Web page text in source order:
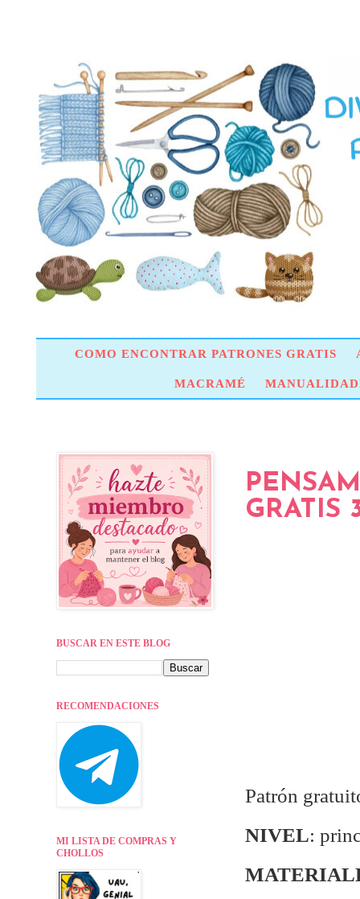
COMO ENCONTRAR PATRONES GRATIS
MACRAMÉ
GRATIS
Patrón
NIVEL:
BUSCAR EN ESTE BLOG
RECOMENDACIONES
MI LISTA DE COMPRAS Y
CHOLLOS